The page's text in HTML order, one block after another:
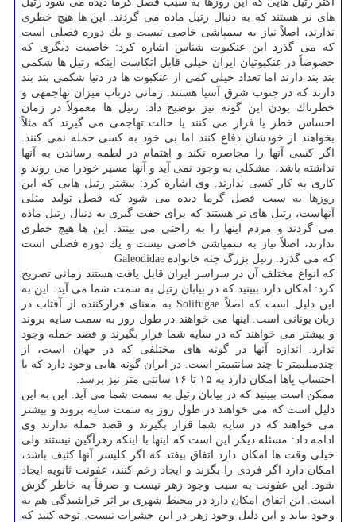
های نر هستند كه به دنبال رتیل ماده می گردند. این ها هیچ خطری
ندارند، اصلاً نیاز به سمپاشی خاصی نیست و یك دوره فصلی است
كه می گذرد این عنكبوت شناس اشاره كرد: خاصیت دیگری كه
خصوصاً در عنكبوتیان ایران خیلی قابل اتكاست اینكه رتیل ها شكمی
بند بند دارند اما تعداد خیلی كمی از عنكبوت ها در دنیا شكمی بند بند
دارند كه در جنوب شرق آسیا هستند. زمانی درباب میزان تهاجمهی و
خطرناك بودن این گونه نیز توضیح داد: رتیل ها معمولاً در زمان
احساس خطر یا فرار می كنند یا حالت تهاجمی می گیرند كه مثلاً
بخواهند از خودشان دفاع كنند اما بی خود به كسی حمله نمی كنند.
اگر كسی آنها را محاصره نكند و اهتمام در لطمه رساندن به آنها
نداشته باشد، مشكلی به وجود نمی آید و آنها مسیر خودرا می روند و
كاری به كار كسی ندارند. وی اشاره كرد: بیشتر رتیل هایی كه این
روزها به سبب فصل گرما دیده می شود كه فصل تولید مثلی
آنهاست، رتیل های نر هستند كه برای جفت گیری به دنبال رتیل ماده
می گردند و مردم اینها را به راحتی می بینند. این ها هیچ خطری
ندارند، اصلاً نیاز به سمپاشی خاصی نیست و یك دوره فصلی است
كه می گذرد. رتیل بزرگ جثه خانواده Galeodidae
كه انواع مختلف آن در سراسر ایران قابل یافت هستند زمانی تصریح
كرد: امكان دارد ببینید كه در بیابان رتیل به سمت شما می آید. این به
این دلیل است كه اصلاً Solifugae به معنای فراركننده از آفتاب در
زبان یونانی است. اینها می خواهند در طول روز به سمت سایه بروند
و بیشتر می خواهند كه در سایه شما قرار بگیرند و قصد حمله وجود
ندارد. اندازه آنها در گونه های مختلفی كه در جهان است، از
چندمیلیمتر تا چند سانتیمتر است. در ایران گونه هایی وجود دارد كه با
احتساب پاها امكان دارد به ۱۵ تا ۱۶ سانتی متر نیز برسد.
ممكن است ببینید كه در بیابان رتیل به سمت شما می آید. این به این
دلیل است كه می خواهند در طول روز به سمت سایه بروند و بیشتر
می خواهند كه در سایه شما قرار بگیرند و قصد حمله ندارند وی
ادامه داد: مسئله دیگر این است كه اینها با اینكه زهرآگین نیستند ولی
خیلی وقت ها امكان دارد اتفاق بیفتد كه اگر كلیسر آنها كثیف باشد،
امكان دارد اگر فردی را بگزند و ایجاد زخم كنند، عفونت ثانویه ایجاد
شود. این عفونت به سبب وجود زهر نیست و صرفاً به خاطر گزش
است. این اتفاق امكان دارد در محیط شهری بر اثر خراشیدگی هم به
وجود بیاید و این دلیل وجود زهر در این حشرات نیست. توجه كنید كه